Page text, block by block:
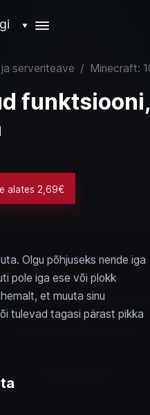
▼
serveriteave /
funktsiooni,
alates 2,69€
Olgu põhjuseks nende iga
pole iga ese või plokk
et muuta sinu
tulevad tagasi pärast pikka